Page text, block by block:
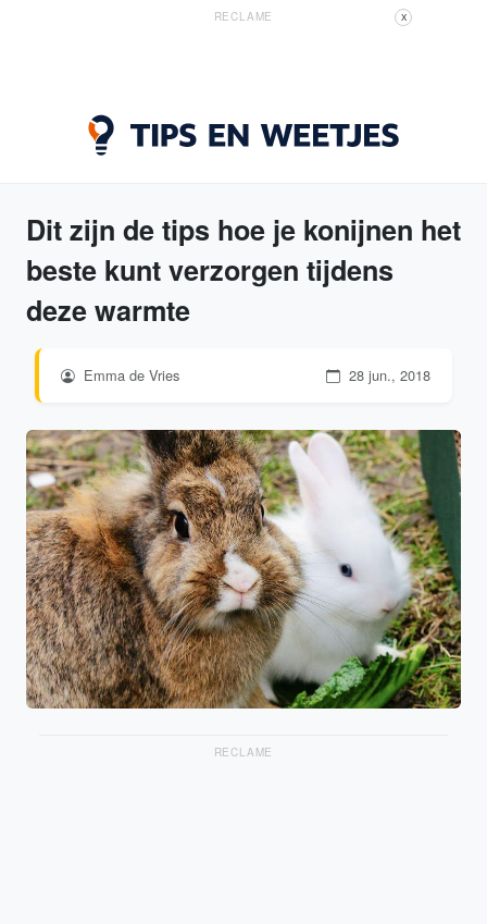
RECLAME X
Dit zijn de tips hoe je konijnen het
beste kunt verzorgen tijdens
deze warmte
Emma de Vries 28 jun., 2018
RECLAME